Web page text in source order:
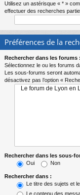
Utilisez un astérisque « * »
effectuer des recherches
Préférences de la
Rechercher dans les forums :
Sélectionnez le ou les forums
Les sous-forums seront
désactivez pas l’option «
Rechercher dans les sous-
Oui
Non
Rechercher dans :
Le titre des sujets et
Le contenu des